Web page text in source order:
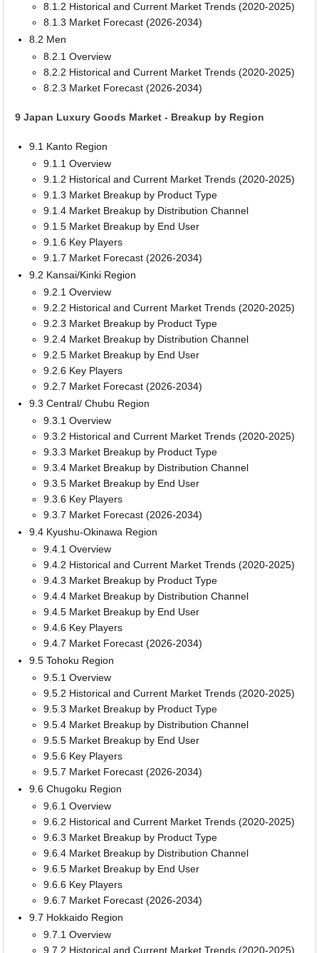
8.1.2 Historical and Current Market Trends (2020-2025)
8.1.3 Market Forecast (2026-2034)
8.2 Men
8.2.1 Overview
8.2.2 Historical and Current Market Trends (2020-2025)
8.2.3 Market Forecast (2026-2034)
9 Japan Luxury Goods Market - Breakup by Region
9.1 Kanto Region
9.1.1 Overview
9.1.2 Historical and Current Market Trends (2020-2025)
9.1.3 Market Breakup by Product Type
9.1.4 Market Breakup by Distribution Channel
9.1.5 Market Breakup by End User
9.1.6 Key Players
9.1.7 Market Forecast (2026-2034)
9.2 Kansai/Kinki Region
9.2.1 Overview
9.2.2 Historical and Current Market Trends (2020-2025)
9.2.3 Market Breakup by Product Type
9.2.4 Market Breakup by Distribution Channel
9.2.5 Market Breakup by End User
9.2.6 Key Players
9.2.7 Market Forecast (2026-2034)
9.3 Central/ Chubu Region
9.3.1 Overview
9.3.2 Historical and Current Market Trends (2020-2025)
9.3.3 Market Breakup by Product Type
9.3.4 Market Breakup by Distribution Channel
9.3.5 Market Breakup by End User
9.3.6 Key Players
9.3.7 Market Forecast (2026-2034)
9.4 Kyushu-Okinawa Region
9.4.1 Overview
9.4.2 Historical and Current Market Trends (2020-2025)
9.4.3 Market Breakup by Product Type
9.4.4 Market Breakup by Distribution Channel
9.4.5 Market Breakup by End User
9.4.6 Key Players
9.4.7 Market Forecast (2026-2034)
9.5 Tohoku Region
9.5.1 Overview
9.5.2 Historical and Current Market Trends (2020-2025)
9.5.3 Market Breakup by Product Type
9.5.4 Market Breakup by Distribution Channel
9.5.5 Market Breakup by End User
9.5.6 Key Players
9.5.7 Market Forecast (2026-2034)
9.6 Chugoku Region
9.6.1 Overview
9.6.2 Historical and Current Market Trends (2020-2025)
9.6.3 Market Breakup by Product Type
9.6.4 Market Breakup by Distribution Channel
9.6.5 Market Breakup by End User
9.6.6 Key Players
9.6.7 Market Forecast (2026-2034)
9.7 Hokkaido Region
9.7.1 Overview
9.7.2 Historical and Current Market Trends (2020-2025)